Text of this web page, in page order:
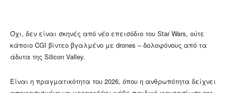
Όχι, δεν είναι σκηνές από νέο επεισόδιο του Star Wars, ούτε
κάποιο CGI βίντεο βγαλμένο με drones – δολοφόνους από τα
άδυτα της Silicon Valley.
Είναι η πραγματικότητα του 2026, όπου η ανθρωπότητα δείχνει